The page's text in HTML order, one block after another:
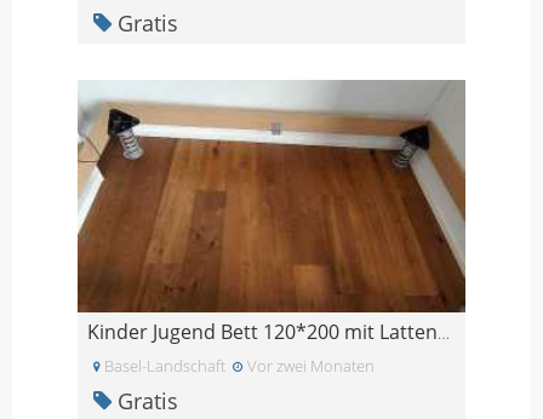
Gratis
Kinder Jugend Bett 120*200 mit Lattenrost
Basel-Landschaft Vor zwei Monaten
Gratis